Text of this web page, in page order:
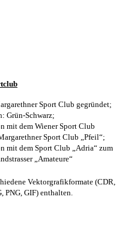
Sport Club gegründet;
Grün-Schwarz;
mit dem Wiener Sport Club
Sport Club „Pfeil“;
mit dem Sport Club „Adria“ zum
„Amateure“
Vektorgrafikformate (CDR,
PNG, GIF) enthalten.